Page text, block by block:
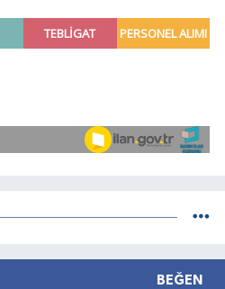
BEĞEN